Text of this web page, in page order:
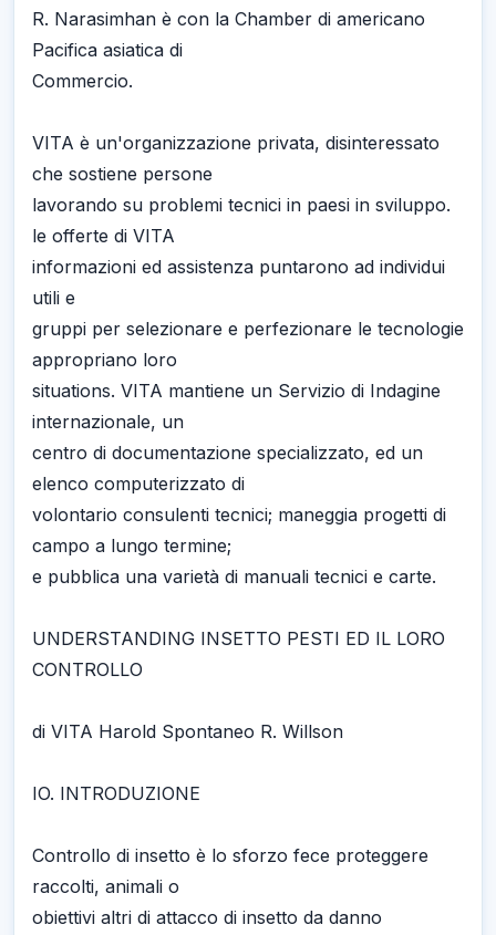
R. Narasimhan è con la Chamber di americano
Pacifica asiatica di
Commercio.
VITA è un'organizzazione privata, disinteressato
che sostiene persone
lavorando su problemi tecnici in paesi in sviluppo.
le offerte di VITA
informazioni ed assistenza puntarono ad individui
utili e
gruppi per selezionare e perfezionare le tecnologie
appropriano loro
situations. VITA mantiene un Servizio di Indagine
internazionale, un
centro di documentazione specializzato, ed un
elenco computerizzato di
volontario consulenti tecnici; maneggia progetti di
campo a lungo termine;
e pubblica una varietà di manuali tecnici e carte.
UNDERSTANDING INSETTO PESTI ED IL LORO
CONTROLLO
di VITA Harold Spontaneo R. Willson
IO. INTRODUZIONE
Controllo di insetto è lo sforzo fece proteggere
raccolti, animali o
obiettivi altri di attacco di insetto da danno